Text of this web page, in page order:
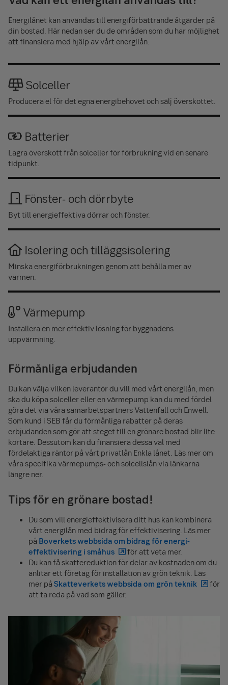
Energilånet kan användas till energi­förbättrande åtgärder på
din bostad. Här nedan ser du de områden som du har möjlighet
att finansiera med hjälp av vårt energilån.
Solceller
Producera el för det egna energibehovet och sälj överskottet.
Batterier
Lagra överskott från solceller för förbrukning vid en senare
tidpunkt.
Fönster- och dörrbyte
Byt till energieffektiva dörrar och fönster.
Isolering och tilläggsisolering
Minska energiförbrukningen genom att behålla mer av
värmen.
Värmepump
Installera en mer effektiv lösning för byggnadens
uppvärmning.
Förmånliga erbjudanden
Du kan välja vilken leverantör du vill med vårt energilån, men
ska du köpa solceller eller en värme­pump kan du med fördel
göra det via våra samarbets­partners Vattenfall och Enwell.
Som kund i SEB får du förmånliga rabatter på deras
erbjudanden som gör att steget till en grönare bostad blir lite
kortare. Dessutom kan du finansiera dessa val med
fördelaktiga räntor på vårt privatlån Enkla lånet. Läs mer om
våra specifika värmepumps- och solcellslån via länkarna
längre ner.
Tips för en grönare bostad!
Du som vill energi­effektivisera ditt hus kan kombinera
vårt energilån med bidrag för effektivisering. Läs mer
på Boverkets webbsida om bidrag för energi­
effektivisering i småhus
för att veta mer.
Du kan få skatte­reduktion för delar av kostnaden om du
anlitar ett företag för installation av grön teknik. Läs
mer på Skatteverkets webbsida om grön teknik
för
att ta reda på vad som gäller.